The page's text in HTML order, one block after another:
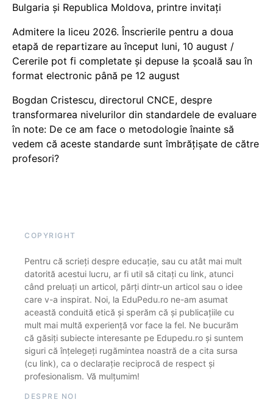
Bulgaria și Republica Moldova, printre invitați
Admitere la liceu 2026. Înscrierile pentru a doua
etapă de repartizare au început luni, 10 august /
Cererile pot fi completate și depuse la școală sau în
format electronic până pe 12 august
Bogdan Cristescu, directorul CNCE, despre
transformarea nivelurilor din standardele de evaluare
în note: De ce am face o metodologie înainte să
vedem că aceste standarde sunt îmbrățișate de către
profesori?
COPYRIGHT
Pentru că scrieți despre educație, sau cu atât mai mult
datorită acestui lucru, ar fi util să citați cu link, atunci
când preluați un articol, părți dintr-un articol sau o idee
care v-a inspirat. Noi, la EduPedu.ro ne-am asumat
această conduită etică și sperăm că și publicațiile cu
mult mai multă experiență vor face la fel. Ne bucurăm
că găsiți subiecte interesante pe Edupedu.ro și suntem
siguri că înțelegeți rugămintea noastră de a cita sursa
(cu link), ca o declarație reciprocă de respect și
profesionalism. Vă mulțumim!
DESPRE NOI